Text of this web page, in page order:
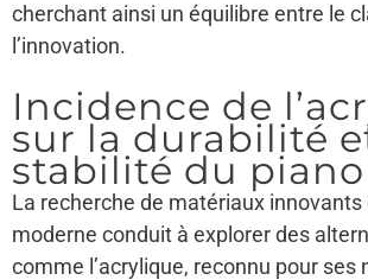
cherchant ainsi un équilibre entre le
l’innovation.
Incidence de
sur la durabilité
stabilité du piano
La recherche de matériaux innovants
moderne conduit à explorer des
comme l’acrylique, reconnu pour ses